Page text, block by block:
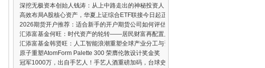
深挖无极资本创始人钱涛：从上中路走出的神秘投资人
高效布局A股核心资产，华夏上证综合ETF联接今日起正式发行
2026期货开户推荐：适合新手的开户期货公司如何评估
汇添富基金何旺：时代资产的轮转——居民财富再配置启航，权益市场迎来黄金年代
汇添富基金韩贤旺：人工智能浪潮重塑全球产业分工与资本市场格局
原子重塑AtomForm Palette 300 荣膺伦敦设计奖金奖
冠军1000万，出自手艺人！手艺人酒重磅加码，台球史上首个冠军1000万！